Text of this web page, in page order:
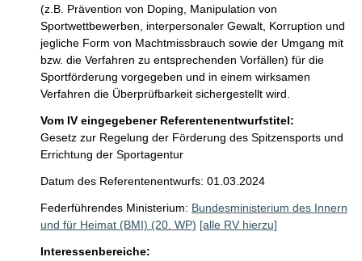
(z.B. Prävention von Doping, Manipulation von
Sportwettbewerben, interpersonaler Gewalt, Korruption und
jegliche Form von Machtmissbrauch sowie der Umgang mit
bzw. die Verfahren zu entsprechenden Vorfällen) für die
Sportförderung vorgegeben und in einem wirksamen
Verfahren die Überprüfbarkeit sichergestellt wird.
Vom IV eingegebener Referentenentwurfstitel:
Gesetz zur Regelung der Förderung des Spitzensports und
Errichtung der Sportagentur
Datum des Referentenentwurfs: 01.03.2024
Federführendes Ministerium: Bundesministerium des Innern
und für Heimat (BMI) (20. WP) [alle RV hierzu]
Interessenbereiche: